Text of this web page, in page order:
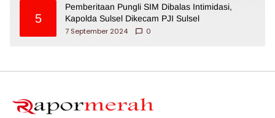
5
Pemberitaan Pungli SIM Dibalas Intimidasi,
Kapolda Sulsel Dikecam PJI Sulsel
7 September 2024
0